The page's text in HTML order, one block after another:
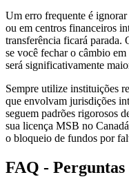
Um erro frequente é
ou em centros financeiros
transferência ficará parada.
se você fechar o câmbio
será significativamente
Sempre utilize instituições
que envolvam jurisdições
seguem padrões rigorosos
sua licença MSB no
o bloqueio de fundos por
FAQ -